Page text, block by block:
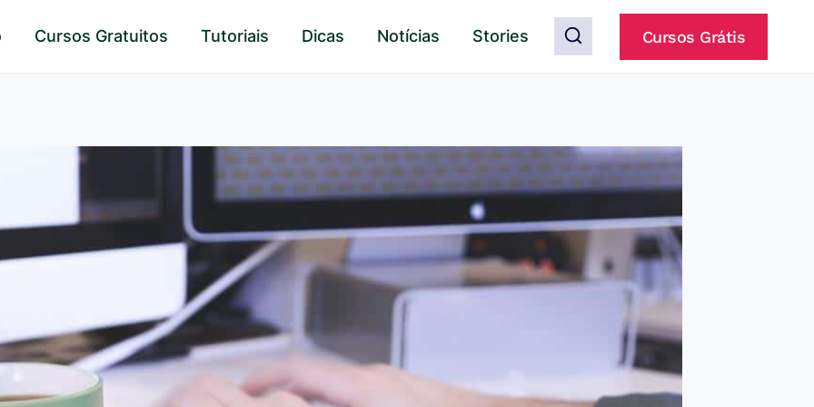
Cursos Gratuitos Tutoriais Dicas Notícias Stories Cursos Grátis